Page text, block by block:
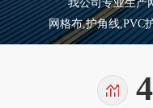
我公司专业生产网
网格布,护角线,PVC
4